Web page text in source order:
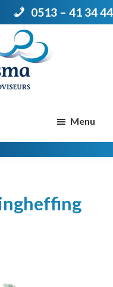
0513 – 41 34 44
Menu